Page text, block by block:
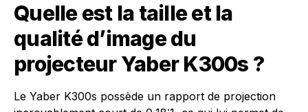
Quelle est la taille et la
qualité d’image du
projecteur Yaber K300s ?
Le Yaber K300s possède un rapport de projection